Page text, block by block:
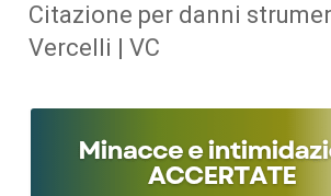
Citazione per danni
Vercelli | VC